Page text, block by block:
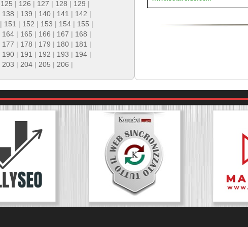
125 | 126 | 127 | 128 | 129 |
138 | 139 | 140 | 141 | 142 |
| 151 | 152 | 153 | 154 | 155 |
164 | 165 | 166 | 167 | 168 |
177 | 178 | 179 | 180 | 181 |
190 | 191 | 192 | 193 | 194 |
203 | 204 | 205 | 206 |